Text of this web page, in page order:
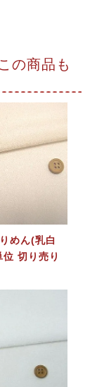
の商品も
めん(乳白
切り売り